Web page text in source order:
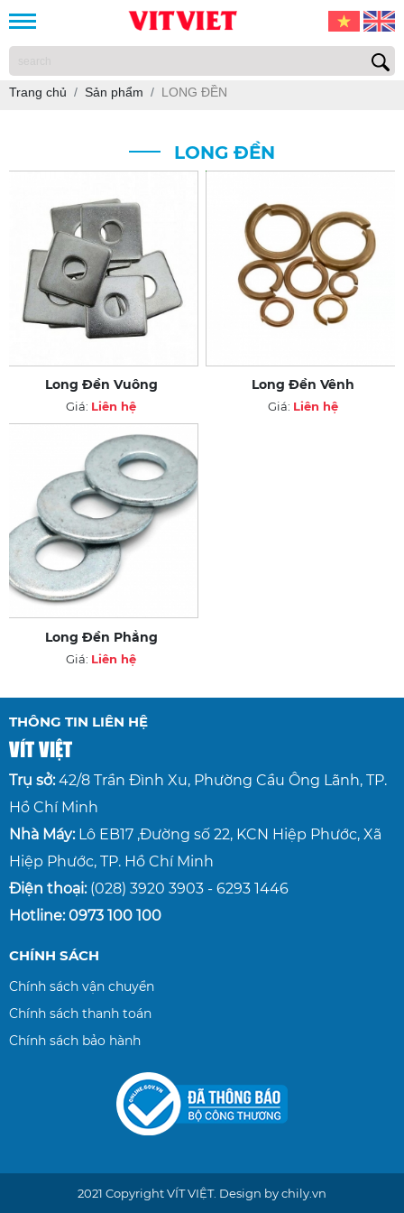
Trang chủ Sản phẩm LONG ĐỀN
LONG ĐỀN
Long Đền Vuông
Giá: Liên hệ
Long Đền Vênh
Giá: Liên hệ
Long Đền Phẳng
Giá: Liên hệ
THÔNG TIN LIÊN HỆ
VÍT VIỆT
Trụ sở:42/8 Trần Đình Xu, Phường Cầu Ông Lãnh, TP.
Hồ Chí Minh
Nhà Máy:Lô EB17 ,Đường số 22, KCN Hiệp Phước, Xã
Hiệp Phước, TP. Hồ Chí Minh
Điện thoại:(028) 3920 3903 - 6293 1446
Hotline: 0973 100 100
CHÍNH SÁCH
Chính sách vận chuyển
Chính sách thanh toán
Chính sách bảo hành
2021 CopyrightVÍT VIỆT. Design by chily.vn